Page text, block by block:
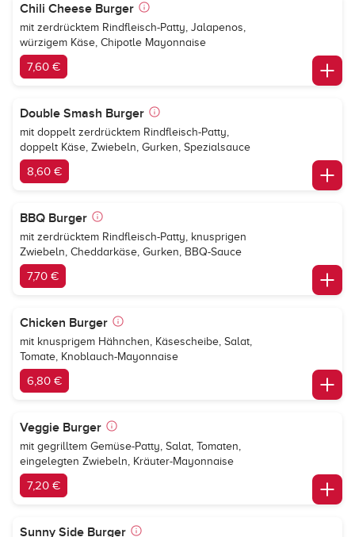
Chili Cheese Burger
mit zerdrücktem Rindfleisch-Patty, Jalapenos,
würzigem Käse, Chipotle Mayonnaise
7,60 €
Double Smash Burger
mit doppelt zerdrücktem Rindfleisch-Patty,
doppelt Käse, Zwiebeln, Gurken, Spezialsauce
8,60 €
BBQ Burger
mit zerdrücktem Rindfleisch-Patty, knusprigen
Zwiebeln, Cheddarkäse, Gurken, BBQ-Sauce
7,70 €
Chicken Burger
mit knusprigem Hähnchen, Käsescheibe, Salat,
Tomate, Knoblauch-Mayonnaise
6,80 €
Veggie Burger
mit gegrilltem Gemüse-Patty, Salat, Tomaten,
eingelegten Zwiebeln, Kräuter-Mayonnaise
7,20 €
Sunny Side Burger